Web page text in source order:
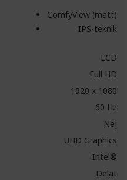
ComfyView (matt)
IPS-teknik
LCD
Full HD
1920 x 1080
60 Hz
Nej
UHD Graphics
Intel®
Delat